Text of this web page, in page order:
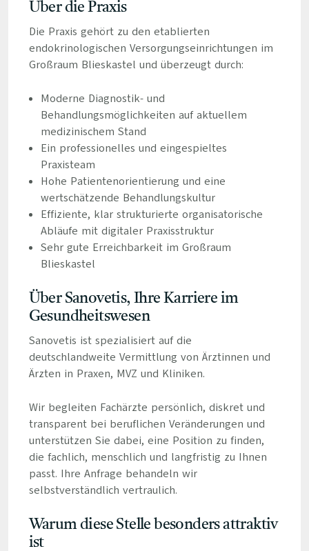
Über die Praxis
Die Praxis gehört zu den etablierten
endokrinologischen Versorgungseinrichtungen im
Großraum Blieskastel und überzeugt durch:
Moderne Diagnostik- und
Behandlungsmöglichkeiten auf aktuellem
medizinischem Stand
Ein professionelles und eingespieltes
Praxisteam
Hohe Patientenorientierung und eine
wertschätzende Behandlungskultur
Effiziente, klar strukturierte organisatorische
Abläufe mit digitaler Praxisstruktur
Sehr gute Erreichbarkeit im Großraum
Blieskastel
Über Sanovetis, Ihre Karriere im
Gesundheitswesen
Sanovetis ist spezialisiert auf die
deutschlandweite Vermittlung von Ärztinnen und
Ärzten in Praxen, MVZ und Kliniken.
Wir begleiten Fachärzte persönlich, diskret und
transparent bei beruflichen Veränderungen und
unterstützen Sie dabei, eine Position zu finden,
die fachlich, menschlich und langfristig zu Ihnen
passt. Ihre Anfrage behandeln wir
selbstverständlich vertraulich.
Warum diese Stelle besonders attraktiv
ist